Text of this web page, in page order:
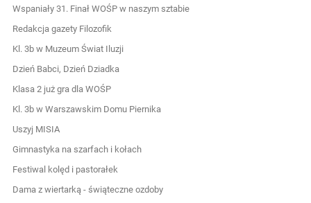
Wspaniały 31. Finał WOŚP w naszym sztabie
Redakcja gazety Filozofik
Kl. 3b w Muzeum Świat Iluzji
Dzień Babci, Dzień Dziadka
Klasa 2 już gra dla WOŚP
Kl. 3b w Warszawskim Domu Piernika
Uszyj MISIA
Gimnastyka na szarfach i kołach
Festiwal kolęd i pastorałek
Dama z wiertarką - świąteczne ozdoby